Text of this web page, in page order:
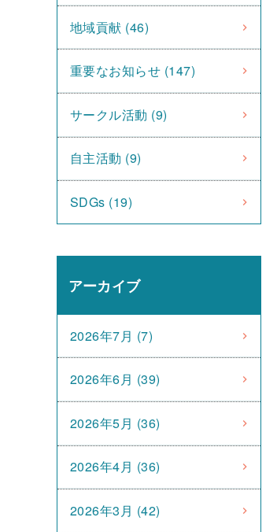
地域貢献 (46)
重要なお知らせ (147)
サークル活動 (9)
自主活動 (9)
SDGs (19)
アーカイブ
2026年7月 (7)
2026年6月 (39)
2026年5月 (36)
2026年4月 (36)
2026年3月 (42)